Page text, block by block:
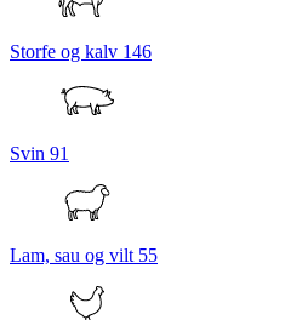
Storfe og kalv 146
Svin 91
Lam, sau og vilt 55